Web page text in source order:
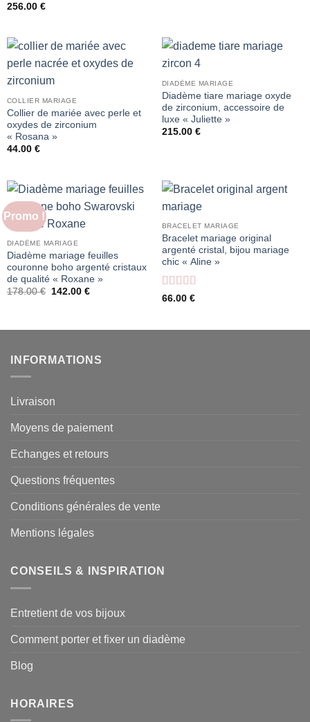
256.00 €
COLLIER MARIAGE
Collier de mariée avec perle et
oxydes de zirconium
« Rosana »
44.00 €
DIADÈME MARIAGE
Diadème tiare mariage oxyde
de zirconium, accessoire de
luxe « Juliette »
215.00 €
Promo !
DIADÈME MARIAGE
Diadème mariage feuilles
couronne boho argenté cristaux
de qualité « Roxane »
178.00€
Le
142.00 €Le
BRACELET MARIAGE
Bracelet mariage original
argenté cristal, bijou mariage
chic « Aline »
Note4
66.00 €
INFORMATIONS
Livraison
Moyens de paiement
Echanges et retours
Questions fréquentes
Conditions générales de vente
Mentions légales
CONSEILS & INSPIRATION
Entretient de vos bijoux
Comment porter et fixer un diadème
Blog
HORAIRES